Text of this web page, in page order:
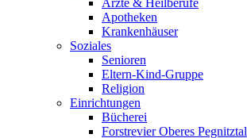
Ärzte & Heilberufe
Apotheken
Krankenhäuser
Soziales
Senioren
Eltern-Kind-Gruppe
Religion
Einrichtungen
Bücherei
Forstrevier Oberes Pegnitztal